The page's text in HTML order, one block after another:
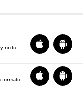
no te
formato